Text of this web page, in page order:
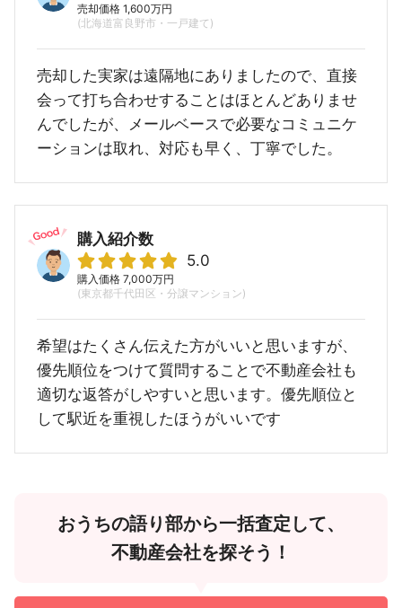
売却価格 1,600万円
(北海道富良野市・一戸建て)
売却した実家は遠隔地にありましたので、直接
会って打ち合わせすることはほとんどありませ
んでしたが、メールベースで必要なコミュニケ
ーションは取れ、対応も早く、丁寧でした。
購入紹介数
5.0
購入価格 7,000万円
(東京都千代田区・分譲マンション)
希望はたくさん伝えた方がいいと思いますが、
優先順位をつけて質問することで不動産会社も
適切な返答がしやすいと思います。優先順位と
して駅近を重視したほうがいいです
おうちの語り部から一括査定して、
不動産会社を探そう！